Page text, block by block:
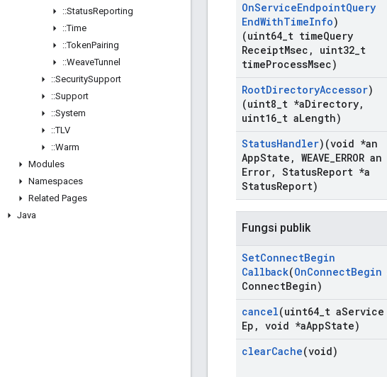
::StatusReporting
::Time
::TokenPairing
::WeaveTunnel
::SecuritySupport
::Support
::System
::TLV
::Warm
Modules
Namespaces
Related Pages
Java
OnServiceEndpointQuery
EndWithTimeInfo)
(uint64 t timeQuery
ReceiptMsec , uint32 t
timeProcessMsec)
RootDirectoryAccessor)
(uint8 t *aDirectory,
uint16 t aLength)
StatusHandler)(void *an
AppState , WEAVE ERROR an
Error, StatusReport *a
StatusReport)
Fungsi publik
SetConnectBegin
Callback(OnConnectBegin
ConnectBegin)
cancel(uint64 t aService
Ep , void *aAppState)
clearCache(void)